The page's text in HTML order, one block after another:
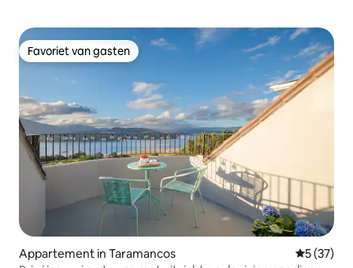
Favoriet van gasten
Favoriet van gasten
Appartement in Taramancos
5 (37)